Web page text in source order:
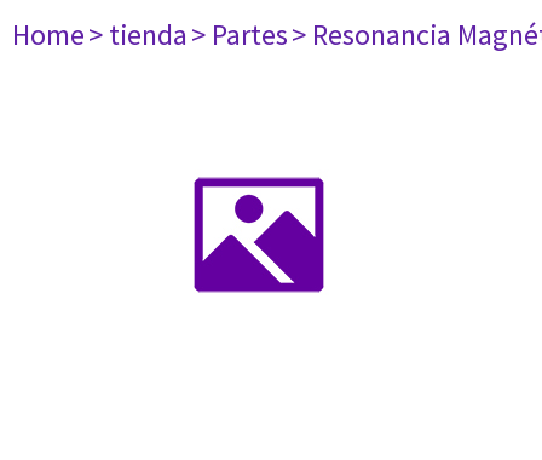
Home> tienda> Partes> Resonancia